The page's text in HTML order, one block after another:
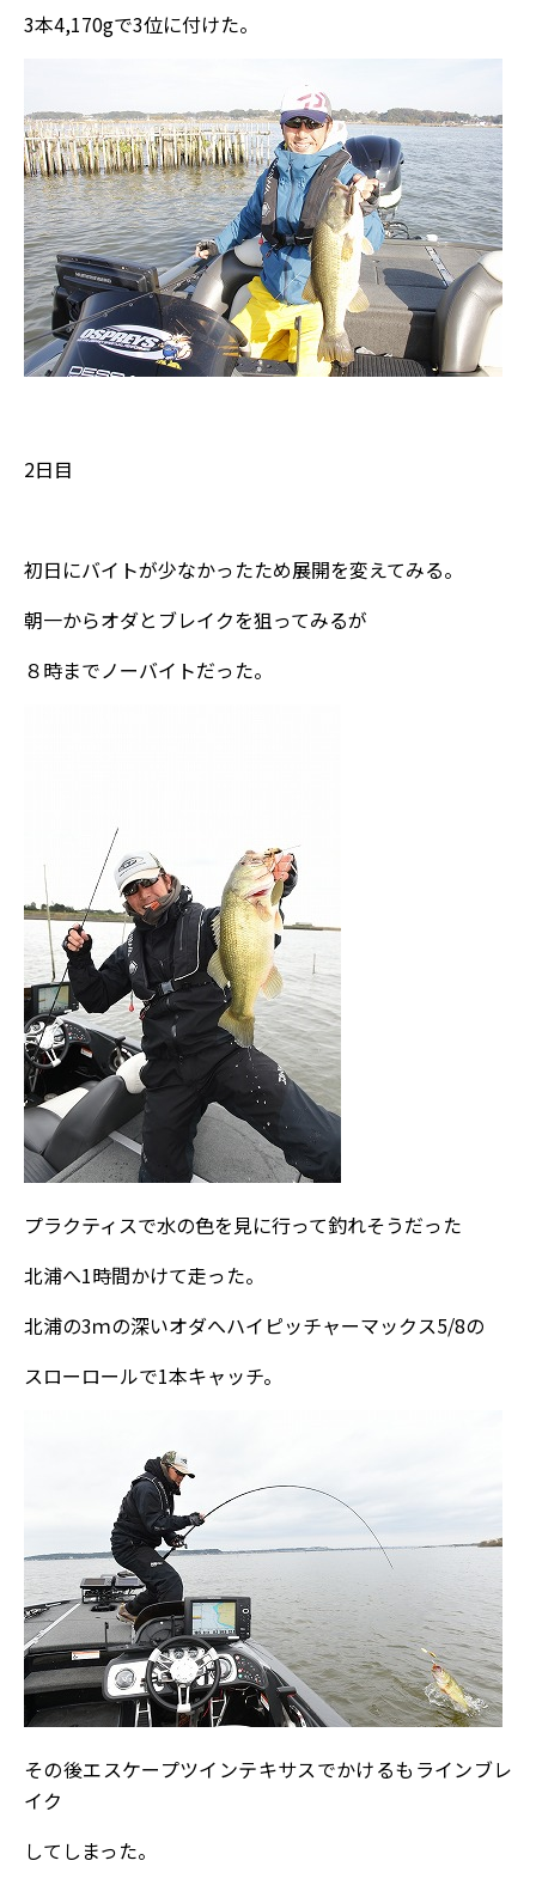
3本4,170gで3位に付けた。
2日目
初日にバイトが少なかったため展開を変えてみる。
朝一からオダとブレイクを狙ってみるが
８時までノーバイトだった。
プラクティスで水の色を見に行って釣れそうだった
北浦へ1時間かけて走った。
北浦の3ｍの深いオダへハイピッチャーマックス5/8の
スローロールで1本キャッチ。
その後エスケープツインテキサスでかけるもラインブレ
イク
してしまった。